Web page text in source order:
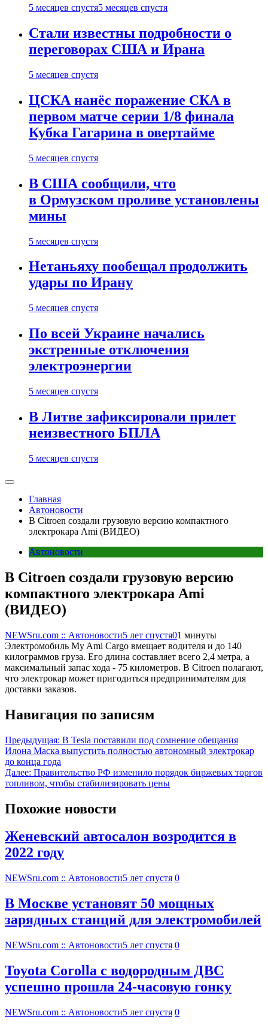
5 месяцев спустя5 месяцев спустя
Стали известны подробности о
переговорах США и Ирана
5 месяцев спустя
ЦСКА нанёс поражение СКА в
первом матче серии 1/8 финала
Кубка Гагарина в овертайме
5 месяцев спустя
В США сообщили, что
в Ормузском проливе установлены
мины
5 месяцев спустя
Нетаньяху пообещал продолжить
удары по Ирану
5 месяцев спустя
По всей Украине начались
экстренные отключения
электроэнергии
5 месяцев спустя
В Литве зафиксировали прилет
неизвестного БПЛА
5 месяцев спустя
Главная
Автоновости
В Citroen создали грузовую версию компактного
электрокара Ami (ВИДЕО)
Автоновости
В Citroen создали грузовую версию
компактного электрокара Ami
(ВИДЕО)
NEWSru.com :: Автоновости5 лет спустя01 минуты
Электромобиль My Ami Cargo вмещает водителя и до 140
килограммов груза. Его длина составляет всего 2,4 метра, а
максимальный запас хода - 75 километров. В Citroen полагают,
что электрокар может пригодиться предпринимателям для
доставки заказов.
Навигация по записям
Предыдущая: В Tesla поставили под сомнение обещания
Илона Маска выпустить полностью автономный электрокар
до конца года
Далее: Правительство РФ изменило порядок биржевых торгов
топливом, чтобы стабилизировать цены
Похожие новости
Женевский автосалон возродится в
2022 году
NEWSru.com :: Автоновости5 лет спустя 0
В Москве установят 50 мощных
зарядных станций для электромобилей
NEWSru.com :: Автоновости5 лет спустя 0
Toyota Corolla с водородным ДВС
успешно прошла 24-часовую гонку
NEWSru.com :: Автоновости5 лет спустя 0